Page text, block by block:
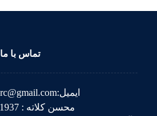
تماس با ما
ایمیل:marrolin.brc@gmail.com
محسن کلاته : 09122941937